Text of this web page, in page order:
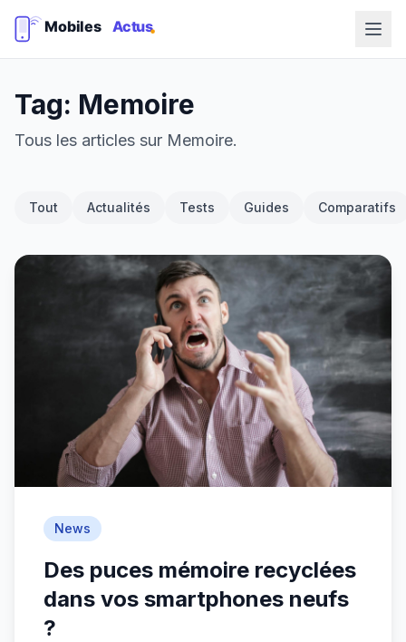
Tag: Memoire
Tous les articles sur Memoire.
Tout Actualités Tests Guides Comparatifs
News
Des puces mémoire recyclées
dans vos smartphones neufs
?